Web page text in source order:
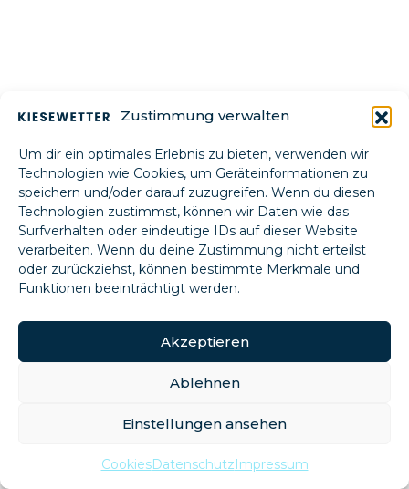
Zustimmung verwalten
Um dir ein optimales Erlebnis zu bieten, verwenden wir
Technologien wie Cookies, um Geräteinformationen zu
speichern und/oder darauf zuzugreifen. Wenn du diesen
Technologien zustimmst, können wir Daten wie das
Surfverhalten oder eindeutige IDs auf dieser Website
verarbeiten. Wenn du deine Zustimmung nicht erteilst
oder zurückziehst, können bestimmte Merkmale und
Funktionen beeinträchtigt werden.
Akzeptieren
Ablehnen
Einstellungen ansehen
CookiesDatenschutzImpressum